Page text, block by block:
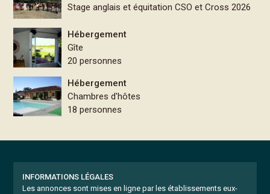
Stage anglais et équitation CSO et Cross 2026
Hébergement
Gîte
20 personnes
Hébergement
Chambres d'hôtes
18 personnes
INFORMATIONS LÉGALES
Les annonces sont mises en ligne par les établissements eux-